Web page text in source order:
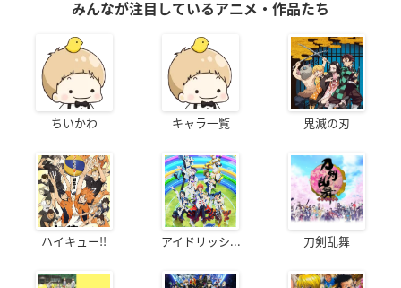
みんなが注目しているアニメ・作品たち
ちいかわ キャラ一覧 鬼滅の刃
ハイキュー!! アイドリッシ... 刀剣乱舞